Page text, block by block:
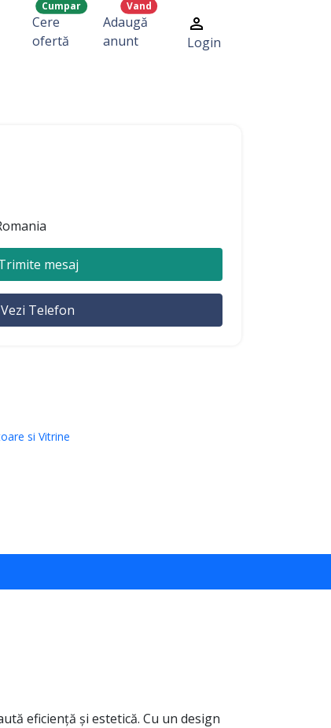
Cere
ofertă
Cumpar
Adaugă
anunt
Vand
Login
si Vitrine
mesaj
Vezi Telefon
eficiență și estetică. Cu un design